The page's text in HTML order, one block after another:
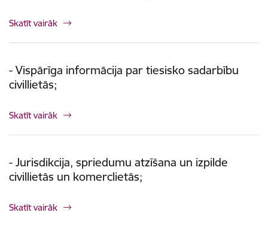
Skatīt vairāk
- Vispārīga informācija par tiesisko sadarbību
civillietās;
Skatīt vairāk
- Jurisdikcija, spriedumu atzīšana un izpilde
civillietās un komerclietās;
Skatīt vairāk